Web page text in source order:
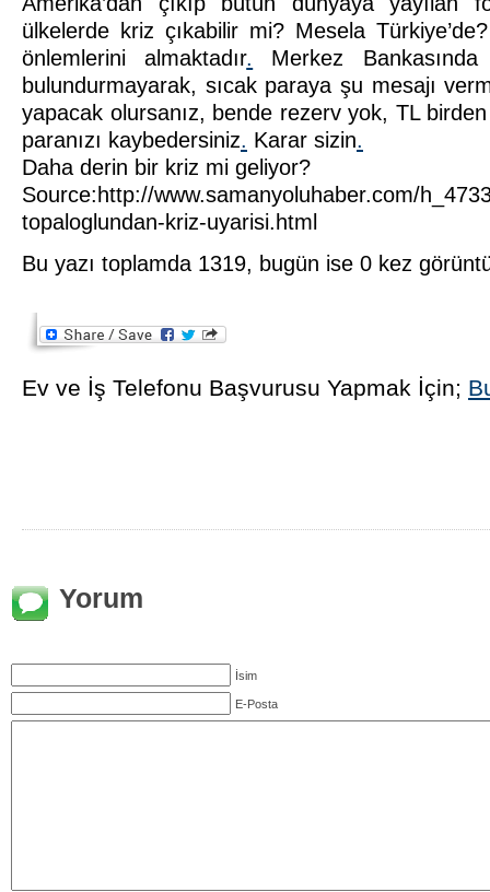
ülkelerde kriz çıkabilir mi? Mesela
önlemlerini almaktadır.
Merkez
bulundurmayarak, sıcak paraya şu mesajı
yapacak olursanız, bende rezerv yok, TL
paranızı kaybedersiniz. Karar sizin.
Daha derin bir kriz mi geliyor?
Source:http://www.samanyoluhaber.com/
topaloglundan-kriz-uyarisi.html
Bu yazı toplamda 1319, bugün ise 0 kez
Ev ve İş Telefonu Başvurusu Yapmak İçin;
Yorum
İsim
E-Posta